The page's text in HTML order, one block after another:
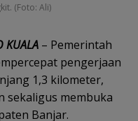
(Foto: Ali)
KUALA – Pemerintah
pengerjaan
1,3 kilometer,
sekaligus membuka
Banjar.